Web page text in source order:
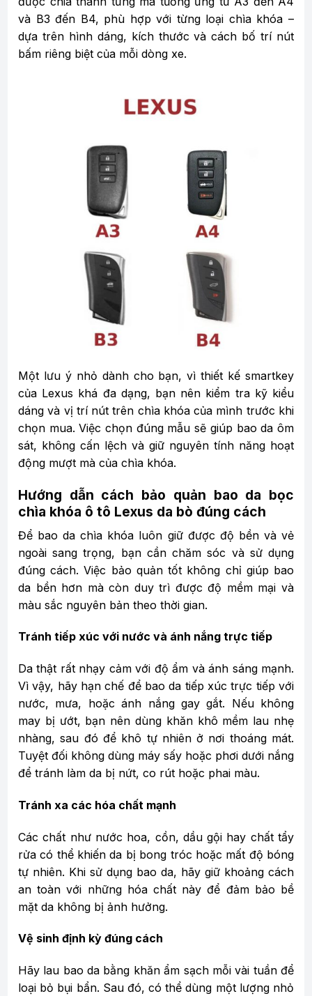
và B3 đến B4, phù hợp với từng loại chìa khóa –
dựa trên hình dáng, kích thước và cách bố trí nút
bấm riêng biệt của mỗi dòng xe.
Một lưu ý nhỏ dành cho bạn, vì thiết kế smartkey
của Lexus khá đa dạng, bạn nên kiểm tra kỹ kiểu
dáng và vị trí nút trên chìa khóa của mình trước khi
chọn mua. Việc chọn đúng mẫu sẽ giúp bao da ôm
sát, không cấn lệch và giữ nguyên tính năng hoạt
động mượt mà của chìa khóa.
Hướng dẫn cách bảo quản bao da bọc
chìa khóa ô tô Lexus da bò đúng cách
Để bao da chìa khóa luôn giữ được độ bền và vẻ
ngoài sang trọng, bạn cần chăm sóc và sử dụng
đúng cách. Việc bảo quản tốt không chỉ giúp bao
da bền hơn mà còn duy trì được độ mềm mại và
màu sắc nguyên bản theo thời gian.
Tránh tiếp xúc với nước và ánh nắng trực tiếp
Da thật rất nhạy cảm với độ ẩm và ánh sáng mạnh.
Vì vậy, hãy hạn chế để bao da tiếp xúc trực tiếp với
nước, mưa, hoặc ánh nắng gay gắt. Nếu không
may bị ướt, bạn nên dùng khăn khô mềm lau nhẹ
nhàng, sau đó để khô tự nhiên ở nơi thoáng mát.
Tuyệt đối không dùng máy sấy hoặc phơi dưới nắng
để tránh làm da bị nứt, co rút hoặc phai màu.
Tránh xa các hóa chất mạnh
Các chất như nước hoa, cồn, dầu gội hay chất tẩy
rửa có thể khiến da bị bong tróc hoặc mất độ bóng
tự nhiên. Khi sử dụng bao da, hãy giữ khoảng cách
an toàn với những hóa chất này để đảm bảo bề
mặt da không bị ảnh hưởng.
Vệ sinh định kỳ đúng cách
Hãy lau bao da bằng khăn ẩm sạch mỗi vài tuần để
loại bỏ bụi bẩn. Sau đó, có thể dùng một lượng nhỏ